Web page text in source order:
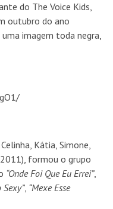
do The Voice Kids,
outubro do ano
imagem toda negra,
Kátia, Simone,
formou o grupo
“Onde Foi Que Eu Errei”,
Sexy”, “Mexe Esse